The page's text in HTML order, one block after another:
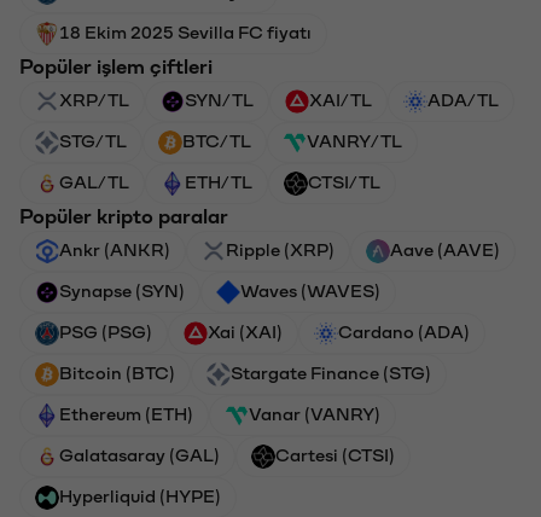
18 Ekim 2025 Sevilla FC fiyatı
Popüler işlem çiftleri
XRP/TL SYN/TL XAI/TL ADA/TL
STG/TL BTC/TL VANRY/TL
GAL/TL ETH/TL CTSI/TL
Popüler kripto paralar
Ankr (ANKR) Ripple (XRP) Aave (AAVE)
Synapse (SYN) Waves (WAVES)
PSG (PSG) Xai (XAI) Cardano (ADA)
Bitcoin (BTC) Stargate Finance (STG)
Ethereum (ETH) Vanar (VANRY)
Galatasaray (GAL) Cartesi (CTSI)
Hyperliquid (HYPE)